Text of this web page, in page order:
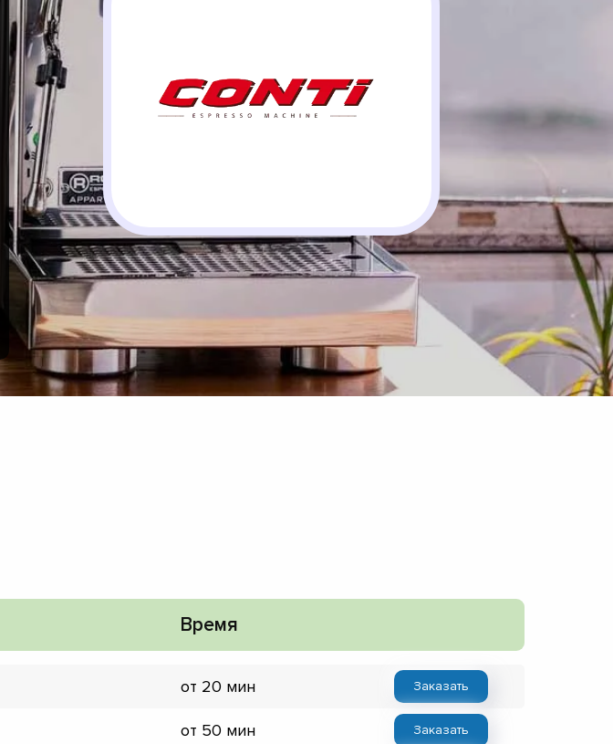
Время
от 20 мин Заказать
от 50 мин Заказать